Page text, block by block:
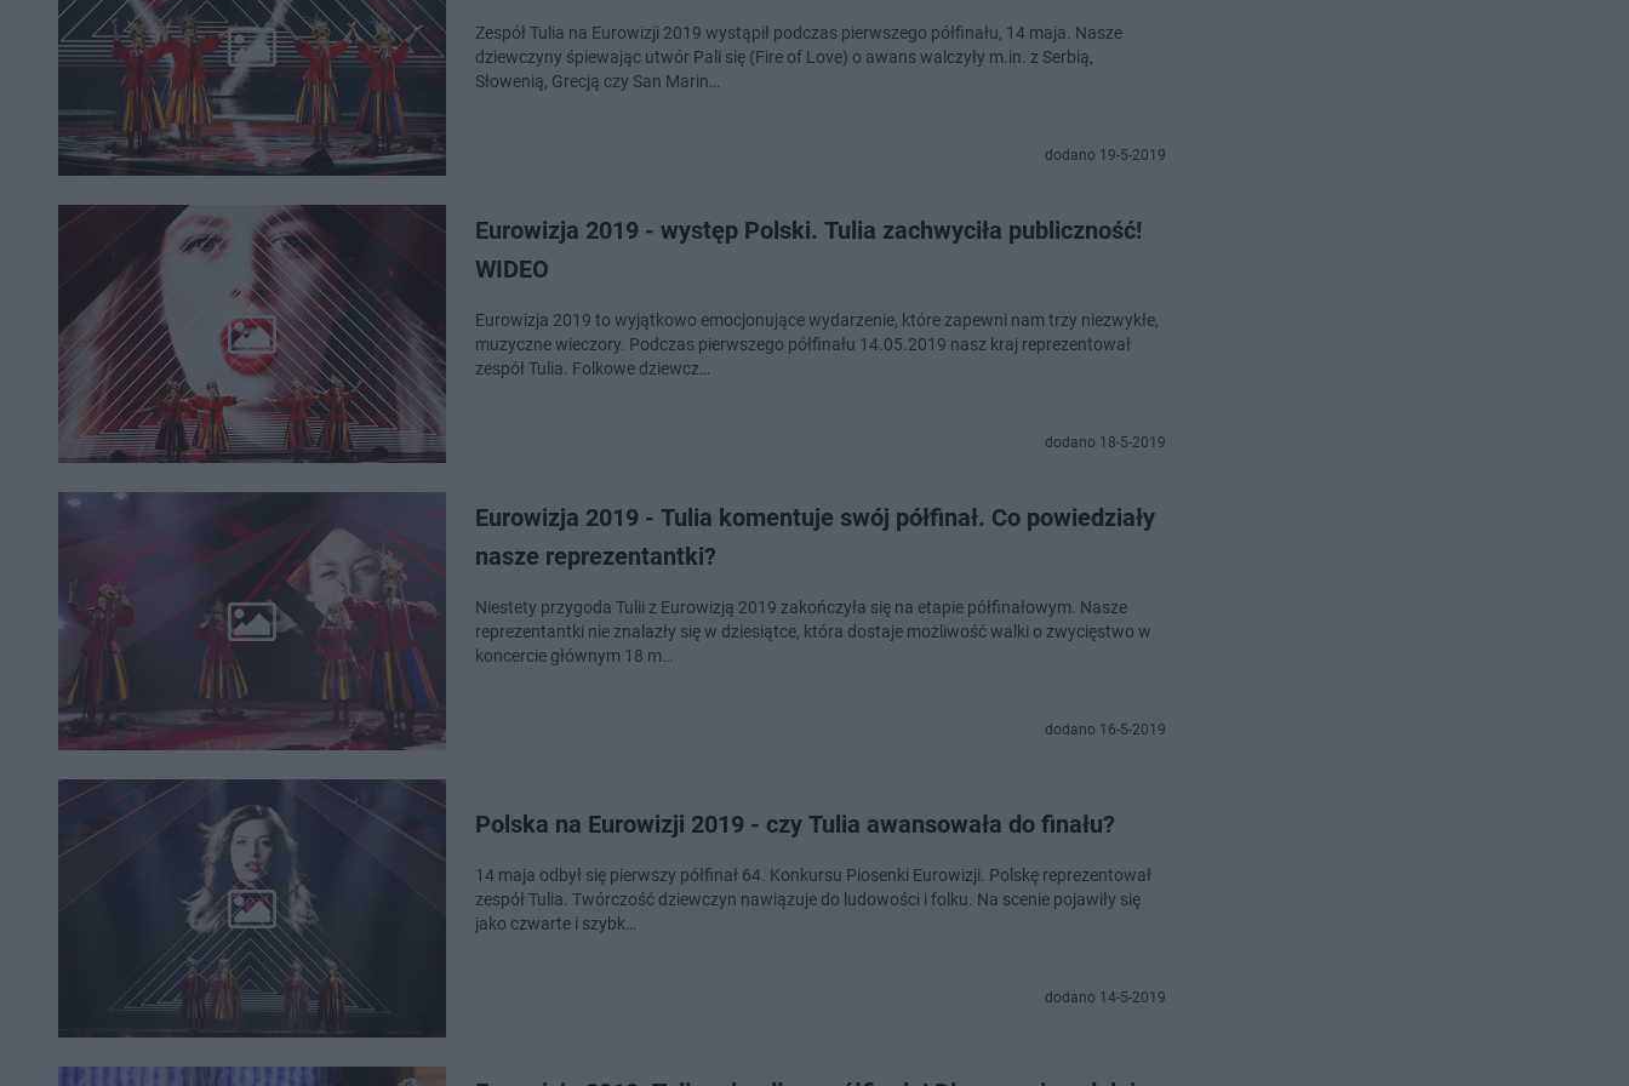
Zespół Tulia na Eurowizji 2019 wystąpił podczas pierwszego półfinału, 14 maja. Nasze
dziewczyny śpiewając utwór Pali się (Fire of Love) o awans walczyły m.in. z Serbią,
Słowenią, Grecją czy San Marin…
dodano 19-5-2019
Eurowizja 2019 - występ Polski. Tulia zachwyciła publiczność!
WIDEO
Eurowizja 2019 to wyjątkowo emocjonujące wydarzenie, które zapewni nam trzy niezwykłe,
muzyczne wieczory. Podczas pierwszego półfinału 14.05.2019 nasz kraj reprezentował
zespół Tulia. Folkowe dziewcz…
dodano 18-5-2019
Eurowizja 2019 - Tulia komentuje swój półfinał. Co powiedziały
nasze reprezentantki?
Niestety przygoda Tulii z Eurowizją 2019 zakończyła się na etapie półfinałowym. Nasze
reprezentantki nie znalazły się w dziesiątce, która dostaje możliwość walki o zwycięstwo w
koncercie głównym 18 m…
dodano 16-5-2019
Polska na Eurowizji 2019 - czy Tulia awansowała do finału?
14 maja odbył się pierwszy półfinał 64. Konkursu Piosenki Eurowizji. Polskę reprezentował
zespół Tulia. Twórczość dziewczyn nawiązuje do ludowości i folku. Na scenie pojawiły się
jako czwarte i szybk…
dodano 14-5-2019